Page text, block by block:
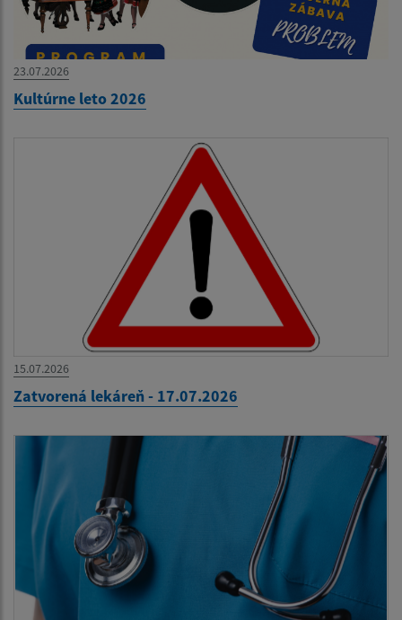
23.07.2026
Kultúrne leto 2026
15.07.2026
Zatvorená lekáreň - 17.07.2026